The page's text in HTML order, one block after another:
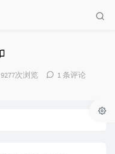
9277次浏览
1 条评论